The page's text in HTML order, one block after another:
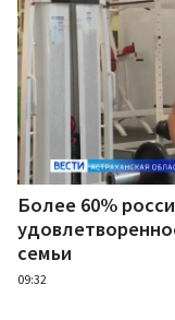
Более 60%
семьи
09:32